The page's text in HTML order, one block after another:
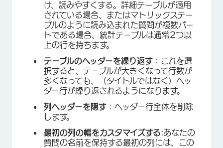
×
け、読みやすくする。詳細テーブルが適用
されている場合、またはマトリックステー
ブルのように読み込まれた質問が複数パー
トである場合、統計テーブルは通常2つ以
上の行を持ちます。
テーブルのヘッダーを繰り返す ：これを選
択すると、テーブルが大きくなって行数が
多くなっても、（タイトルではなく）ヘッ
ダー行が繰り返されるようになります。
列ヘッダーを隠す ：ヘッダー行全体を削除
します。
最初の列の幅をカスタマイズする:あなたの
質問の名前を保持する最初の列には、この